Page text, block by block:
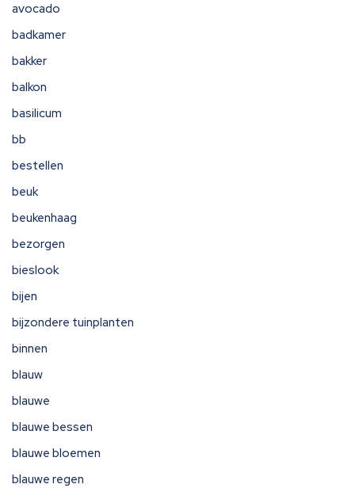
avocado
badkamer
bakker
balkon
basilicum
bb
bestellen
beuk
beukenhaag
bezorgen
bieslook
bijen
bijzondere tuinplanten
binnen
blauw
blauwe
blauwe bessen
blauwe bloemen
blauwe regen